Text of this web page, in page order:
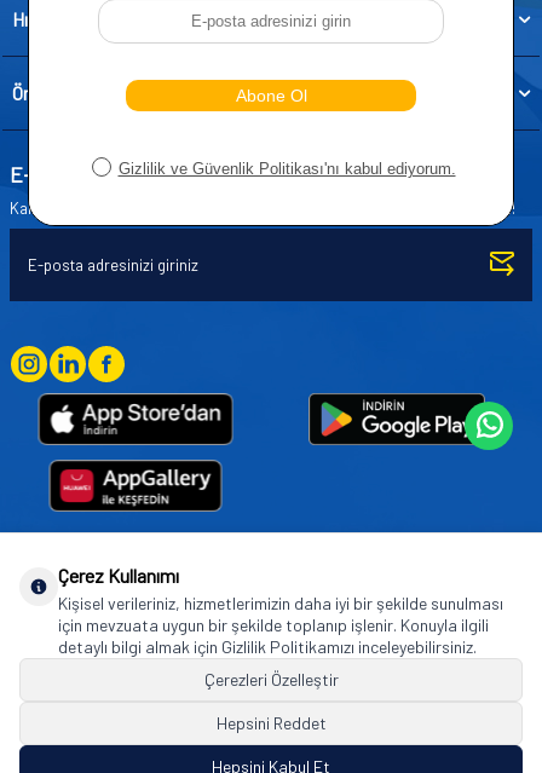
Hızlı Erişim
Önemli Bilgiler
E-Bülten Aboneliği
Kampanya ve yeniliklerden haberdar olmak için e-bültenimize abone olun!
Goodyear (and Winged Foot Design) are trademarks of or licensed to The Goodyear
Tire & Rubber Company used under license by Basbug Group Company,
Istanbul/Türkiye. © 2026 The Goodyear Tire & Rubber Company.
Çerez Kullanımı
Kişisel verileriniz, hizmetlerimizin daha iyi bir şekilde sunulması
için mevzuata uygun bir şekilde toplanıp işlenir. Konuyla ilgili
detaylı bilgi almak için Gizlilik Politikamızı inceleyebilirsiniz.
Çerezleri Özelleştir
Hepsini Reddet
Hepsini Kabul Et